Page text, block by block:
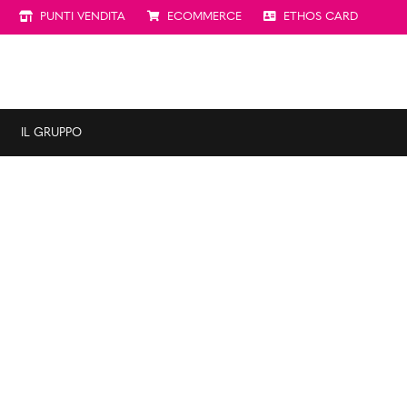
PUNTI VENDITA ECOMMERCE ETHOS CARD
IL GRUPPO